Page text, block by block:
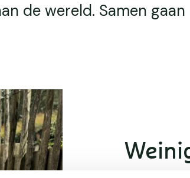
de wereld. Samen gaan